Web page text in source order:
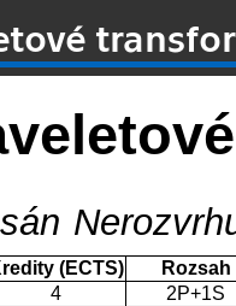
(ECTS)
Rozsah
4 2P+1S